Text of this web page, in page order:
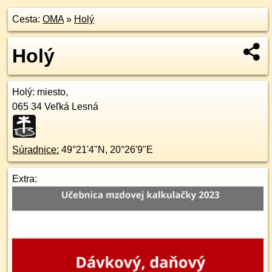
Cesta: OMA» Holý
Holý
Holý: miesto,
065 34 Veľká Lesná
Súradnice: 49°21'4"N , 20°26'9"E
Extra: